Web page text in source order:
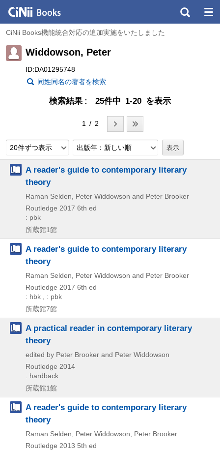
CiNii Books機能統合対応の追加実施をいたしました
Widdowson, Peter
ID:DA01295748
同姓同名の著者を検索
検索結果 25件中 1-20 を表示
1 / 2
20件ずつ表示 出版年：新しい順
A reader's guide to contemporary literary
theory
Raman Selden, Peter Widdowson and Peter Brooker
Routledge 2017 6th ed
: pbk
所蔵館1館
A reader's guide to contemporary literary
theory
Raman Selden, Peter Widdowson and Peter Brooker
Routledge 2017 6th ed
: hbk , : pbk
所蔵館7館
A practical reader in contemporary literary
theory
edited by Peter Brooker and Peter Widdowson
Routledge 2014
: hardback
所蔵館1館
A reader's guide to contemporary literary
theory
Raman Selden, Peter Widdowson, Peter Brooker
Routledge 2013 5th ed